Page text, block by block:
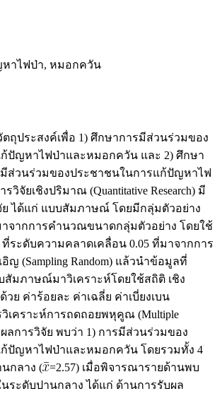
าไฟป่า, หมอกควัน
ระสงค์เพื่อ 1) ศึกษาการมีส่วนร่วมของ
ปัญหาไฟป่าและหมอกควัน และ 2) ศึกษา
ส่วนร่วมของประชาชนในการแก้ปัญหาไฟ
วิจัยเชิงปริมาณ (Quantitative Research) มี
ย ได้แก่ แบบสัมภาษณ์ โดยมีกลุ่มตัวอย่าง
จากการคำนวณขนาดกลุ่มตัวอย่าง โดยใช้
ที่ระดับความคลาดเคลื่อน 0.05 ที่มาจากการ
ญ (Sampling Random) แล้วนำข้อมูลที่
สัมภาษณ์มาวิเคราะห์โดยใช้สถิติ เชิง
ย ค่าร้อยละ ค่าเฉลี่ย ค่าเบี่ยงเบน
เคราะห์การถดถอยพหุคูณ (Multiple
ผลการวิจัย พบว่า 1) การมีส่วนร่วมของ
ปัญหาไฟป่าและหมอกควัน โดยรวมทั้ง 4
กลาง (
=2.57) เมื่อพิจารณารายด้านพบ
ระดับปานกลาง ได้แก่ ด้านการรับผล